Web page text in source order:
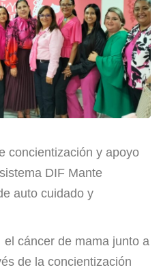
concientización y apoyo
DIF Mante
auto cuidado y
cáncer de mama junto a
de la concientización